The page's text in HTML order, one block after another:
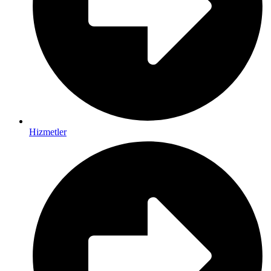
Hizmetler